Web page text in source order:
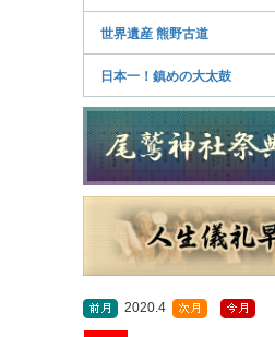
世界遺産 熊野古道
日本一！鎮めの大太鼓
2020.4